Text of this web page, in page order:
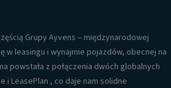
Grupy Ayvens – międzynarodowej
w leasingu i wynajmie pojazdów, obecnej na
powstała z połączenia dwóch globalnych
i LeasePlan , co daje nam solidne